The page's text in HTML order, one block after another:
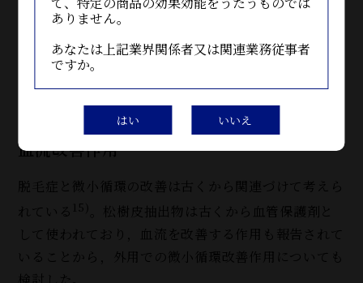
血流改善作用
脱毛症と微小循環の改善は古くから関連づけて考えら
れている 15)
。松樹皮抽出物は古くから血管保護剤と
して使われており，血流を改善する作用も報告されて
いることから，外用での微小循環改善作用についても
検討した。
ありません。
あなたは上記業界関係者又は関連業務従事者
ですか。
はい いいえ